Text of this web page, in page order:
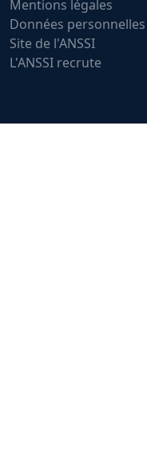
Mentions légales
Données personnelles
Site de l'ANSSI
L'ANSSI recrute